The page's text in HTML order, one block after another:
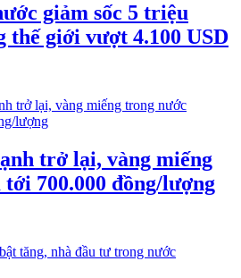
giảm sốc 5 triệu
thế giới vượt 4.100 USD
trở lại, vàng miếng
700.000 đồng/lượng